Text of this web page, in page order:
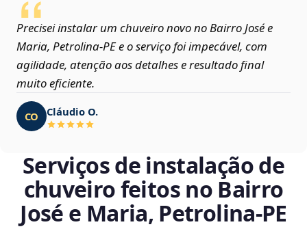
Precisei instalar um chuveiro novo no Bairro José e
Maria, Petrolina‑PE e o serviço foi impecável, com
agilidade, atenção aos detalhes e resultado final
muito eficiente.
CO Cláudio O.
Serviços de instalação de
chuveiro feitos no Bairro
José e Maria, Petrolina‑PE